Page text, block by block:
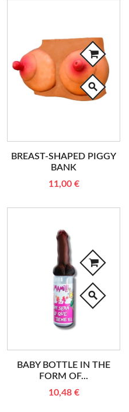
search
BREAST-SHAPED PIGGY
BANK
11,00 €
search
BABY BOTTLE IN THE
FORM OF...
10,48 €